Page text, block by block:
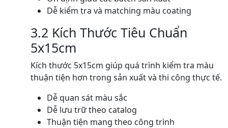
Dễ kiểm tra và matching màu coating
3.2 Kích Thước Tiêu Chuẩn
5x15cm
Kích thước 5x15cm giúp quá trình kiểm tra màu
thuận tiện hơn trong sản xuất và thi công thực tế.
Dễ quan sát màu sắc
Dễ lưu trữ theo catalog
Thuận tiện mang theo công trình